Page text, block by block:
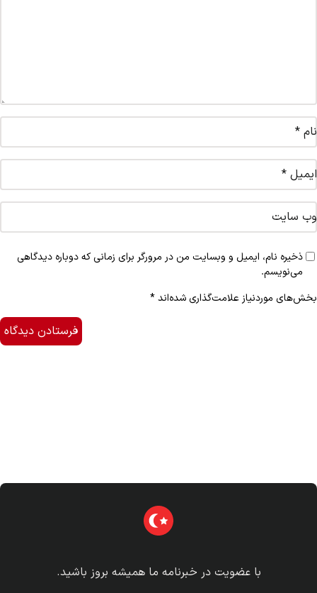
بخش‌های موردنیاز علامت‌گذاری شده‌اند*
نام *
ایمیل *
وب‌ سایت
ذخیره نام، ایمیل و وبسایت من در مرورگر برای زمانی که دوباره دیدگاهی
می‌نویسم.
با عضویت در خبرنامه ما همیشه بروز باشید.